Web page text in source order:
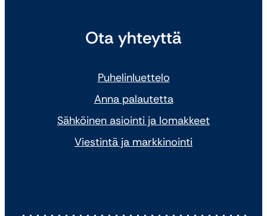
Ota yhteyttä
Puhelinluettelo
Anna palautetta
Sähköinen asiointi ja lomakkeet
Viestintä ja markkinointi